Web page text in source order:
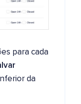
para cada
da